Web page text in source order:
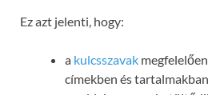
Ez azt jelenti, hogy:
a kulcsszavak
címekben és tartalmakban